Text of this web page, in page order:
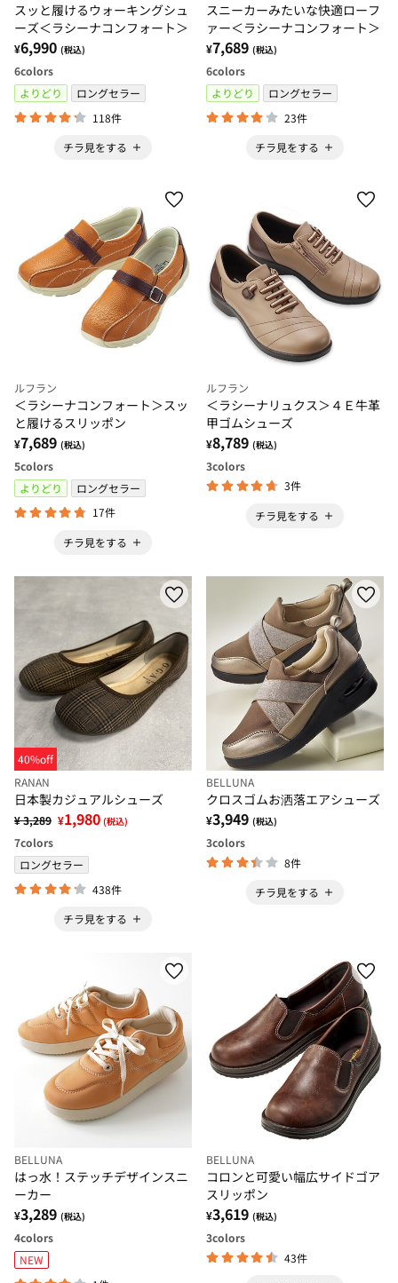
スッと履けるウォーキングシュ
ーズ＜ラシーナコンフォート＞
¥6,990 (税込)
6colors
よりどり
ロングセラー
118件
チラ見をする
スニーカーみたいな快適ローフ
ァー＜ラシーナコンフォート＞
¥7,689 (税込)
6colors
よりどり
ロングセラー
23件
チラ見をする
ルフラン
＜ラシーナコンフォート＞スッ
と履けるスリッポン
¥7,689 (税込)
5colors
よりどり
ロングセラー
17件
チラ見をする
ルフラン
＜ラシーナリュクス＞４Ｅ牛革
甲ゴムシューズ
¥8,789 (税込)
3colors
3件
チラ見をする
40%off
RANAN
日本製カジュアルシューズ
¥ 3,289 ¥1,980 (税込)
7colors
ロングセラー
438件
チラ見をする
BELLUNA
クロスゴムお洒落エアシューズ
¥3,949 (税込)
3colors
8件
チラ見をする
BELLUNA
はっ水！ステッチデザインスニ
ーカー
¥3,289 (税込)
4colors
NEW
BELLUNA
コロンと可愛い幅広サイドゴア
スリッポン
¥3,619 (税込)
3colors
43件